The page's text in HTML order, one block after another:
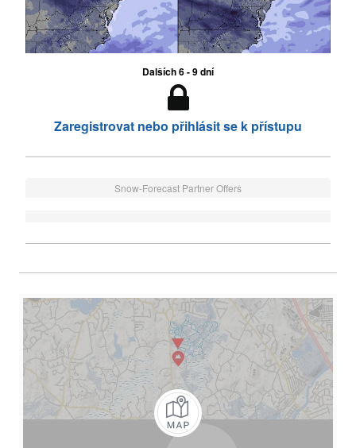
Dalších 6 - 9 dní
Zaregistrovat nebo přihlásit se k přístupu
Snow-Forecast Partner Offers